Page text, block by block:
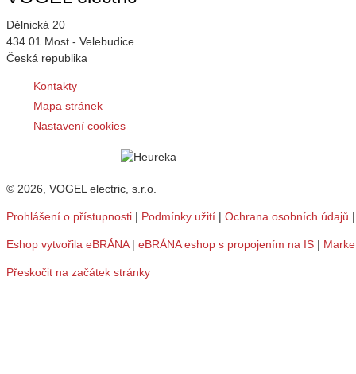
Dělnická 20
434 01 Most - Velebudice
Česká republika
Kontakty
Mapa stránek
Nastavení cookies
© 2026, VOGEL electric, s.r.o.
Prohlášení o přístupnosti | Podmínky užití | Ochrana osobních údajů
Eshop vytvořila eBRÁNA| eBRÁNA eshop s propojením na IS |
Přeskočit na začátek stránky